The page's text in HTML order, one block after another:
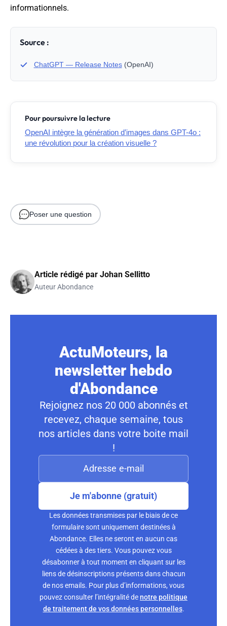
informationnels.
Source :
ChatGPT — Release Notes(OpenAI)
Pour poursuivre la lecture
OpenAI intègre la génération d’images dans GPT-4o :
une révolution pour la création visuelle ?
Poser une question
Article rédigé par Johan Sellitto
Auteur Abondance
ActuMoteurs, la
newsletter hebdo
d'Abondance
Rejoignez nos 20 000 abonnés et
recevez, chaque semaine, tous
nos articles dans votre boite mail
!
Je m'abonne (gratuit)
Les données transmises par le biais de ce
formulaire sont uniquement destinées à
Abondance. Elles ne seront en aucun cas
cédées à des tiers. Vous pouvez vous
désabonner à tout moment en cliquant sur les
liens de désinscriptions présents dans chacun
de nos emails. Pour plus d’informations, vous
pouvez consulter l’intégralité denotre politique
de traitement de vos données personnelles.